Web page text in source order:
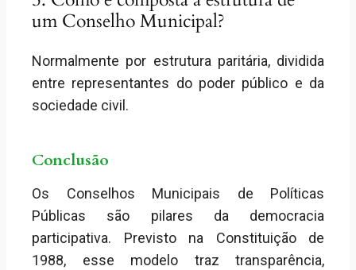
um Conselho Municipal?
Normalmente por estrutura paritária, dividida
entre representantes do poder público e da
sociedade civil.
Conclusão
Os Conselhos Municipais de Políticas
Públicas são pilares da democracia
participativa. Previsto na Constituição de
1988, esse modelo traz transparência,